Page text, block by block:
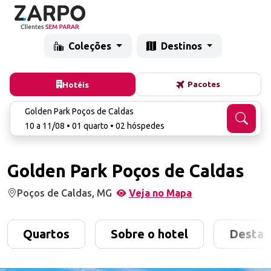
Coleções Destinos
Hotéis Pacotes
Golden Park Poços de Caldas
10 a 11/08 • 01 quarto • 02 hóspedes
Golden Park Poços de Caldas
Poços de Caldas, MG Veja no Mapa
Quartos Sobre o hotel